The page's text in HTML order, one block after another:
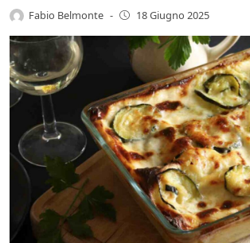
Fabio Belmonte - 18 Giugno 2025